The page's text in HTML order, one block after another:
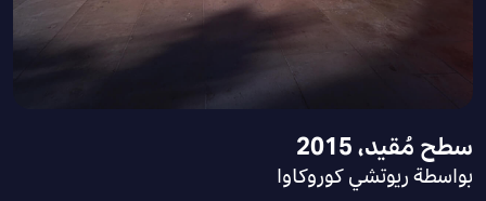
سطح مُقيد، 2015
بواسطة ريوتشي كوروكاوا